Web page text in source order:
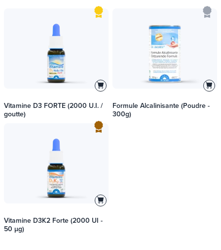
Vitamine D3 FORTE (2000 U.I. /
goutte)
Formule Alcalinisante (Poudre -
300g)
Vitamine D3K2 Forte (2000 UI -
50 µg)